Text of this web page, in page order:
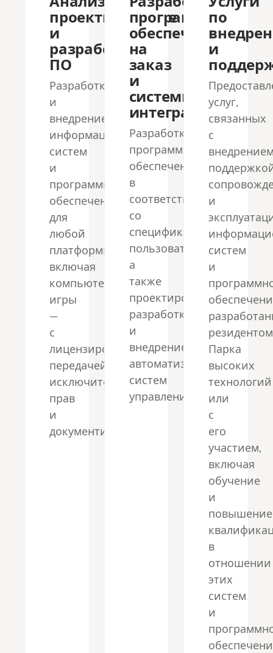
проектирование
и
разработка
ПО
Разработка
и
внедрение
информационных
систем
и
программного
обеспечения
для
любой
платформы,
включая
компьютерные
игры
—
с
лицензированием,
передачей
исключительных
прав
и
документированием.
программного
обеспечения
на
заказ
и
системная
интеграция
Разработка
программного
обеспечения
в
соответствии
со
спецификациями
пользователя,
а
также
проектирование,
разработка
и
внедрение
автоматизированных
систем
управления.
по
и
услуг,
связанных
с
и
систем
и
резидентом
Парка
высоких
технологий
или
с
его
участием,
включая
обучение
и
повышение
в
отношении
этих
систем
и